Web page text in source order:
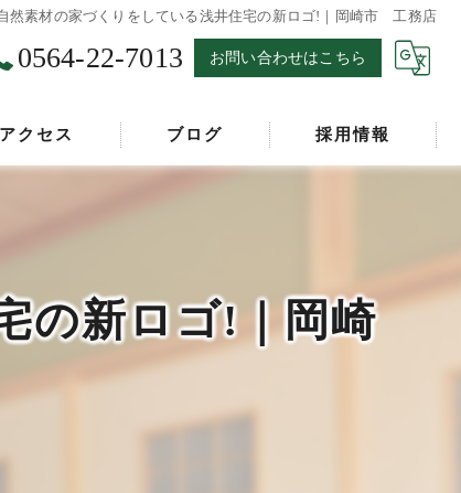
然素材の家づくりをしている浅井住宅の新ロゴ!｜岡崎市 工務店
0564-22-7013 お問い合わせはこちら
アクセス ブログ 採用情報
の新ロゴ!｜岡崎